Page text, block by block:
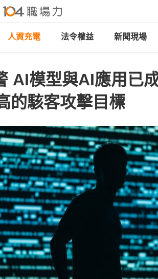
人資充電 法令權益 新聞現場
AI模型與AI應用已
的駭客攻擊目標